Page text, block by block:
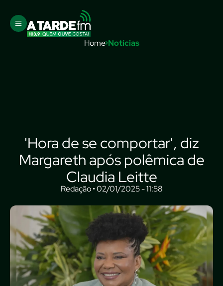
Home Notícias
'Hora de se comportar', diz
Margareth após polêmica de
Claudia Leitte
Redação • 02/01/2025 - 11:58